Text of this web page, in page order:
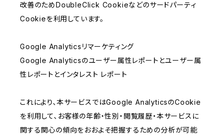
改善のためDoubleClick Cookieなどのサードパーティ
Cookieを利用しています。
Google Analyticsリマーケティング
Google Analyticsのユーザー属性レポートとユーザー属
性レポートとインタレスト レポート
これにより、本サービスではGoogle AnalyticsのCookie
を利用して、お客様の年齢・性別・閲覧履歴・本サービスに
関する関心の傾向をおおよそ把握するための分析が可能